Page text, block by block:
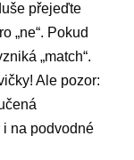
přejeďte
„ne“. Pokud
„match“.
Ale pozor:
i na podvodné